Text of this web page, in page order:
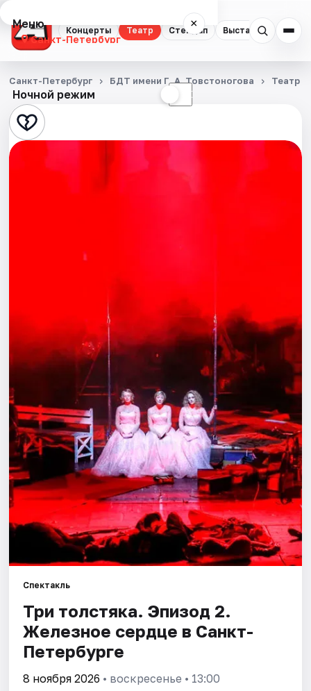
Концерты Театр Стендап Выставки
Меню ×
Санкт-Петербург
Концерты
Театр
Стендап
Выставки
Города
Артисты
Рейтинги
Ночной режим ☾
Санкт-Петербург БДТ имени Г. А. Товстоногова Театр
Спектакль
Три толстяка. Эпизод 2.
Железное сердце в Санкт-
Петербурге
8 ноября 2026 • воскресенье • 13:00